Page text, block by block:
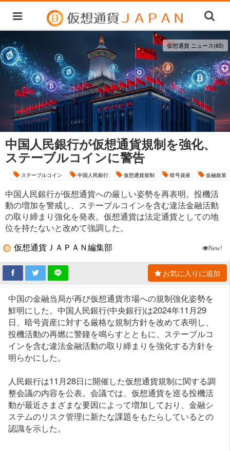
仮想通貨 ニュース(65)
中国人民銀行が仮想通貨規制を強化、
ステーブルコインに警告
ステーブルコイン 中国人民銀行 仮想通貨規制 暗号資産 金融政策
中国人民銀行が仮想通貨への厳しい姿勢を再表明。投機活
動の増加を警戒し、ステーブルコインを含む違法金融活動
の取り締まり強化を発表。仮想通貨は法定通貨としての地
位を持たないと改めて強調した。
仮想通貨ＪＡＰＡＮ編集部
New!
お気に入りに追加
中国の金融当局が再び仮想通貨市場への規制強化姿勢を
鮮明にした。中国人民銀行(中央銀行)は2024年11月29
日、暗号資産に対する厳格な規制方針を改めて表明し、
投機活動の再燃に警鐘を鳴らすとともに、ステーブルコ
インを含む違法金融活動の取り締まりを強化する方針を
明らかにした。
人民銀行は11月28日に開催した仮想通貨規制に関する調
整会議の内容を公表。会議では、仮想通貨を巡る投機活
動が最近さまざまな要因によって増加しており、金融シ
ステムのリスク管理に新たな課題をもたらしているとの
認識を示した。